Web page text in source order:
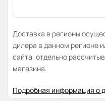
Доставка в регионы
дилера в данном регионе
сайта, отдельно
магазина.
Подробная информация о